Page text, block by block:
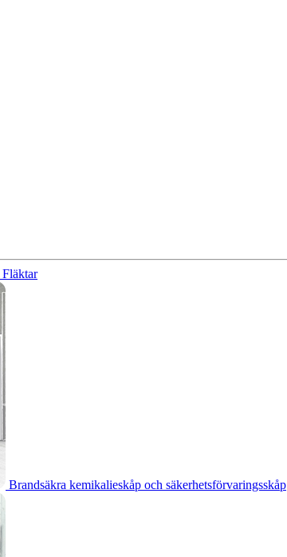
Fläktar
Brandsäkra kemikalieskåp och säkerhetsförvaringsskåp